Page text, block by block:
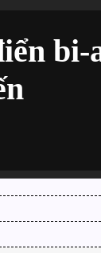
bi-